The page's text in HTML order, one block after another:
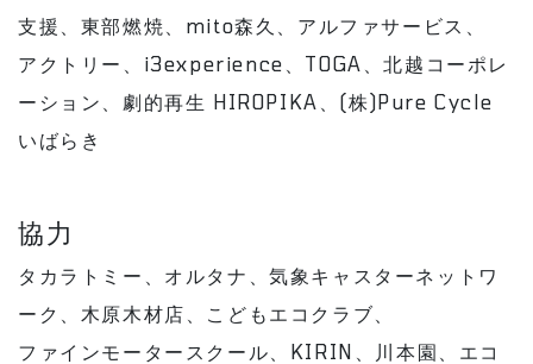
支援、東部燃焼、mito森久、アルファサービス、
アクトリー、i3experience、TOGA、北越コーポレ
ーション、劇的再生 HIROPIKA、(株)Pure Cycle
いばらき
協力
タカラトミー、オルタナ、気象キャスターネットワ
ーク、木原木材店、こどもエコクラブ、
ファインモータースクール、KIRIN、川本園、エコ